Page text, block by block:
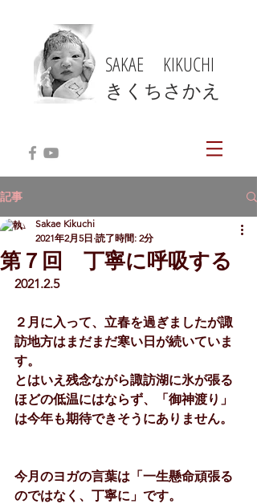
SAKAE KIKUCHI
​きくちさかえ
記事
第７回 丁寧に呼吸する
Sakae Kikuchi
2021年2月5日 読了時間: 2分
2021.2.5
２月に入って、立春を過ぎましたが諏
訪地方はまだまだ寒い日が続いていま
す。
とはいえ残念ながら諏訪湖に氷が張る
ほどの低温にはならず、「御神渡り」
は今年も期待できそうにありません。
今月のヨガの言葉は「一生懸命頑張る
のではなく、丁寧に」です。